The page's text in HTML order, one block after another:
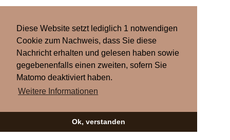
Diese Website setzt lediglich 1 notwendigen
Cookie zum Nachweis, dass Sie diese
Nachricht erhalten und gelesen haben sowie
gegebenenfalls einen zweiten, sofern Sie
Matomo deaktiviert haben.
Weitere Informationen
Ok, verstanden